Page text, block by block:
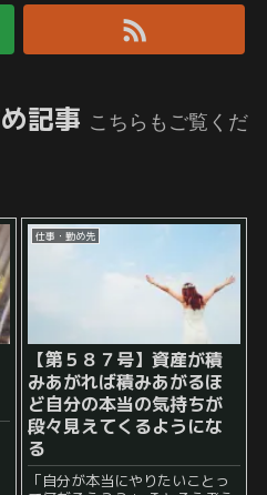
記事 こちらもご覧くだ
仕事・勤め先
【第５８７号】資産が積
みあがれば積みあがるほ
ど自分の本当の気持ちが
段々見えてくるようにな
る
「自分が本当にやりたいことっ